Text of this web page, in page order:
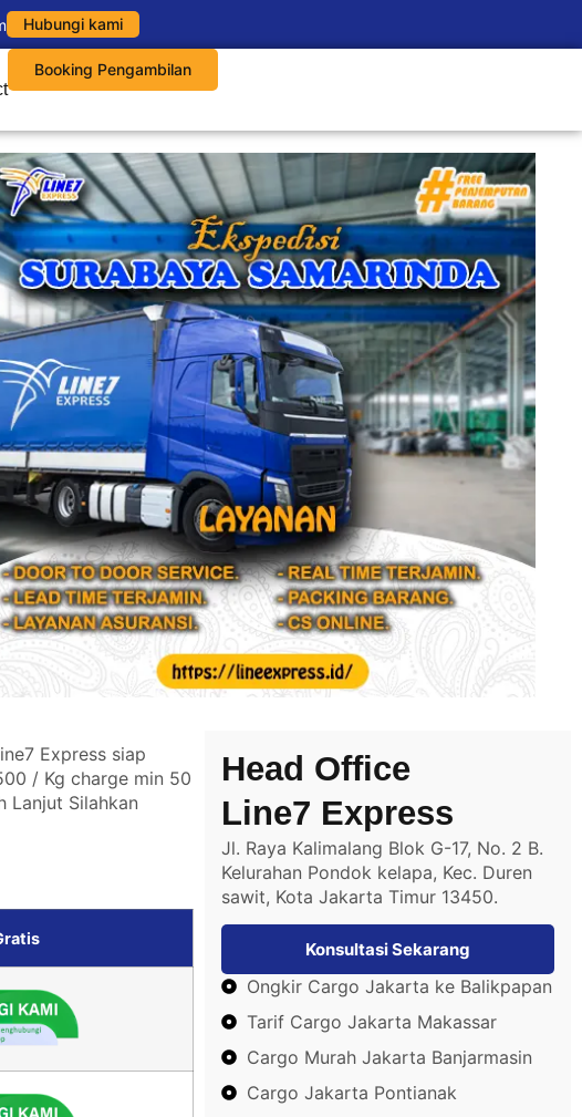
Hubungi kami
Booking Pengambilan
Express siap
/ Kg charge min 50
Lanjut Silahkan
Head Office
Line7 Express
Jl. Raya Kalimalang Blok G-17, No. 2 B.
Kelurahan Pondok kelapa, Kec. Duren
sawit, Kota Jakarta Timur 13450.
Konsultasi Sekarang
Ongkir Cargo Jakarta ke Balikpapan
Tarif Cargo Jakarta Makassar
Cargo Murah Jakarta Banjarmasin
Cargo Jakarta Pontianak